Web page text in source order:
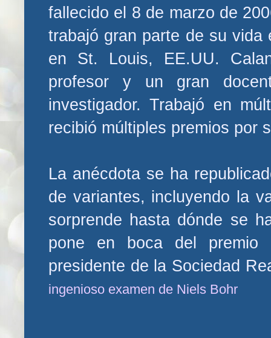
fallecido el 8 de marzo de
trabajó gran parte de su vida
en St. Louis, EE.UU.
profesor y un gran
investigador. Trabajó en
recibió múltiples premios por
La anécdota se ha
de variantes, incluyendo la
sorprende hasta dónde se
pone en boca del
presidente de la Sociedad
ingenioso examen de Niels Bohr